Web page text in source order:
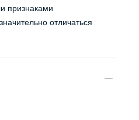
признаками
отличаться